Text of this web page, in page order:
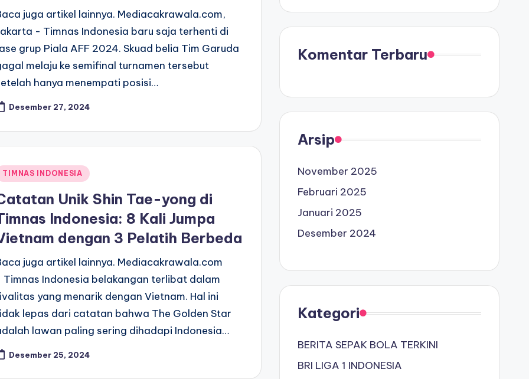
juga artikel lainnya. Mediacakrawala.com,
- Timnas Indonesia baru saja terhenti di
grup Piala AFF 2024. Skuad belia Tim Garuda
melaju ke semifinal turnamen tersebut
hanya menempati posisi…
Desember 27, 2024
TIMNAS INDONESIA
Unik Shin Tae-yong di
Indonesia: 8 Kali Jumpa
dengan 3 Pelatih Berbeda
juga artikel lainnya. Mediacakrawala.com
Timnas Indonesia belakangan terlibat dalam
yang menarik dengan Vietnam. Hal ini
lepas dari catatan bahwa The Golden Star
lawan paling sering dihadapi Indonesia…
Desember 25, 2024
Komentar Terbaru
Arsip
November 2025
Februari 2025
Januari 2025
Desember 2024
Kategori
BERITA SEPAK BOLA TERKINI
BRI LIGA 1 INDONESIA